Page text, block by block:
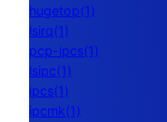
hugetop(1)
lsirq(1)
pcp-ipcs(1)
lsipc(1)
ipcs(1)
ipcmk(1)